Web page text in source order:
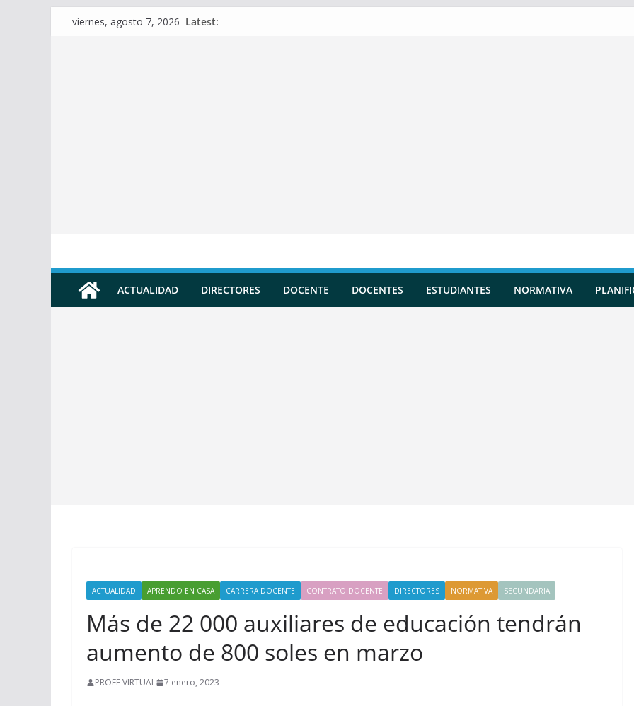
Skipviernes, agosto 7, 2026 Latest:
ACTUALIDAD DIRECTORES DOCENTE DOCENTES ESTUDIANTES NORMATIVA
ACTUALIDAD APRENDO EN CASA CARRERA DOCENTE CONTRATO DOCENTE DIRECTORES NORMATIVA SECUNDARIA
Más de 22 000 auxiliares de educación tendrán
aumento de 800 soles en marzo
PROFE VIRTUAL 7 enero, 2023